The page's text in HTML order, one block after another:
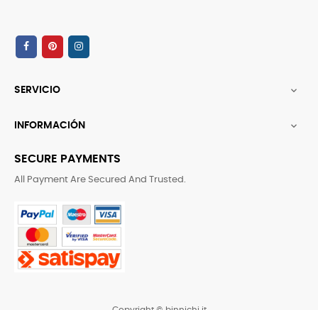
SERVICIO 
INFORMACIÓN 
SECURE PAYMENTS
All Payment Are Secured And Trusted.